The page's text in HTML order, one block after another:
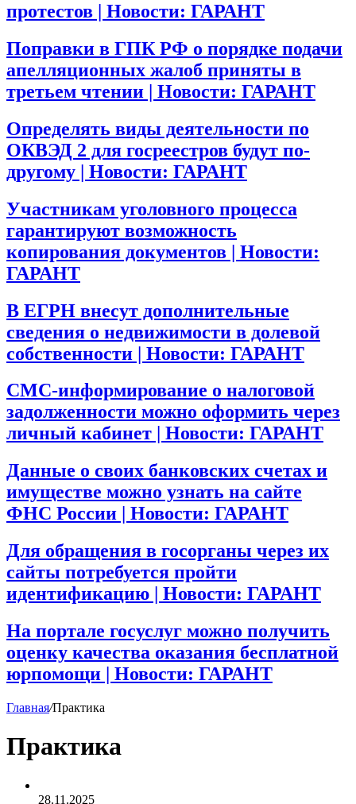
протестов | Новости: ГАРАНТ
Поправки в ГПК РФ о порядке подачи
апелляционных жалоб приняты в
третьем чтении | Новости: ГАРАНТ
Определять виды деятельности по
ОКВЭД 2 для госреестров будут по-
другому | Новости: ГАРАНТ
Участникам уголовного процесса
гарантируют возможность
копирования документов | Новости:
ГАРАНТ
В ЕГРН внесут дополнительные
сведения о недвижимости в долевой
собственности | Новости: ГАРАНТ
СМС-информирование о налоговой
задолженности можно оформить через
личный кабинет | Новости: ГАРАНТ
Данные о своих банковских счетах и
имуществе можно узнать на сайте
ФНС России | Новости: ГАРАНТ
Для обращения в госорганы через их
сайты потребуется пройти
идентификацию | Новости: ГАРАНТ
На портале госуслуг можно получить
оценку качества оказания бесплатной
юрпомощи | Новости: ГАРАНТ
Главная/Практика
Практика
28.11.2025